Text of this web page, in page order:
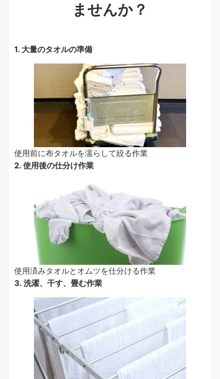
ませんか？
1. 大量のタオルの準備
使用前に布タオルを濡らして絞る作業
2. 使用後の仕分け作業
使用済みタオルとオムツを仕分ける作業
3. 洗濯、干す、畳む作業